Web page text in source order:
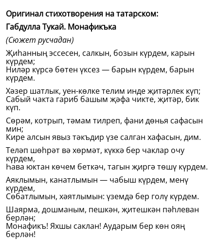
Оригинал стихотворения на татарском:
Габдулла Тукай. Монафикъка
(Сюжет русчадан)
Җиһанның эссесен, салкын, бозын күрдем, карын
күрдем;
Ниләр күрсә бөтен үксез — барын күрдем, барын
күрдем.
Хәзер шатлык, уен-көлке телим инде җитәрлек күп;
Сабый чакта гариб башым җәфа чикте, җитәр, бик
күп.
Сөрәм, котрып, тәмам тилреп, фани дөнья сафасын
мин;
Кире алсын явыз тәкъдир үзе салган хафасын, дим.
Теләп шөһрәт вә хөрмәт, күккә бер чаклар очу
күрдем,
Һава юктан көчем беткәч, тагын җиргә төшү күрдем.
Аяклымын, канатлымын — чабыш күрдем, менү
күрдем,
Сөбатлымын, хәятлымын: үземдә бер голү күрдем.
Шаярма, дошманым, пешкән, җитешкән пәһлеван
берлән;
Монафикъ! Яхшы саклан! Аударым бер көн ояң
берлән!